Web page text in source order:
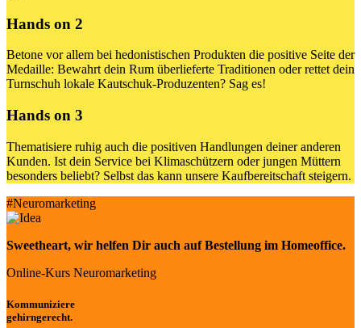
Hands on 2
Betone vor allem bei hedonistischen Produkten die positive Seite der
Medaille: Bewahrt dein Rum überlieferte Traditionen oder rettet dein
Turnschuh lokale Kautschuk-Produzenten? Sag es!
Hands on 3
Thematisiere ruhig auch die positiven Handlungen deiner anderen
Kunden. Ist dein Service bei Klimaschützern oder jungen Müttern
besonders beliebt? Selbst das kann unsere Kaufbereitschaft steigern.
#Neuromarketing
Sweetheart, wir helfen Dir auch auf Bestellung im Homeoffice.
Online-Kurs Neuromarketing
Kommuniziere
gehirngerecht.